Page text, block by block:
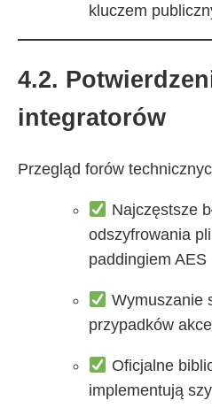
kluczem
4.2.
integratorów
Przegląd forów
Najczęstsze
odszyfrowania
paddingiem AES
Wymuszanie
przypadków
Oficjalne
implementują